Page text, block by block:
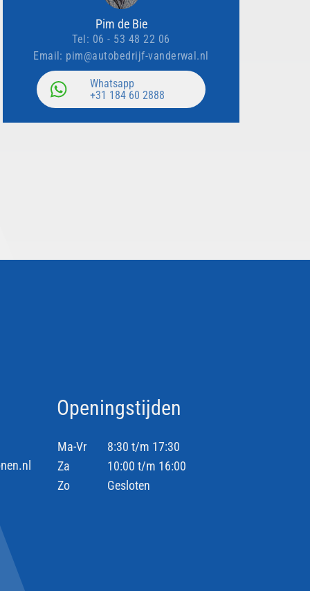
Pim de Bie
Tel: 06 - 53 48 22 06
Email: pim@autobedrijf-vanderwal.nl
Whatsapp
+31 184 60 2888
Openingstijden
Ma-Vr
8:30 t/m 17:30
Za
10:00 t/m 16:00
Zo
Gesloten